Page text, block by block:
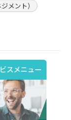
メント）
スメニュー